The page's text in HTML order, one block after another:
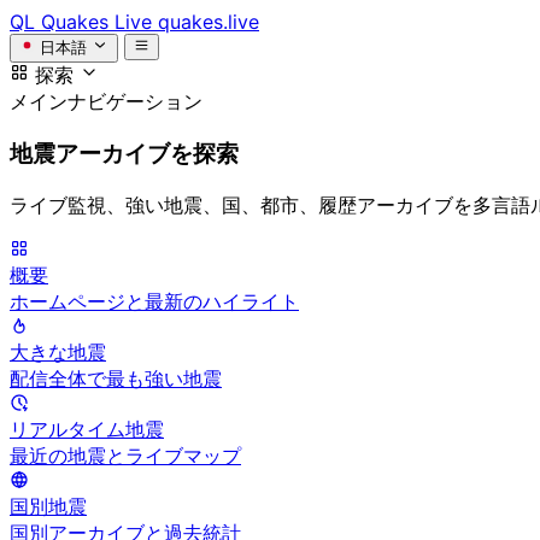
QL Quakes Live quakes.live
日本語
探索
メインナビゲーション
地震アーカイブを探索
ライブ監視、強い地震、国、都市、履歴アーカイブを多言語
概要
ホームページと最新のハイライト
大きな地震
配信全体で最も強い地震
リアルタイム地震
最近の地震とライブマップ
国別地震
国別アーカイブと過去統計